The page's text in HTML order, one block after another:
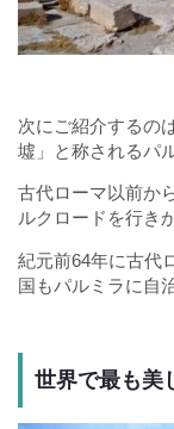
次にご紹介するの
墟」と称されるパ
古代ローマ以前か
ルクロードを行き
紀元前64年に古代
国もパルミラに自
世界で最も美